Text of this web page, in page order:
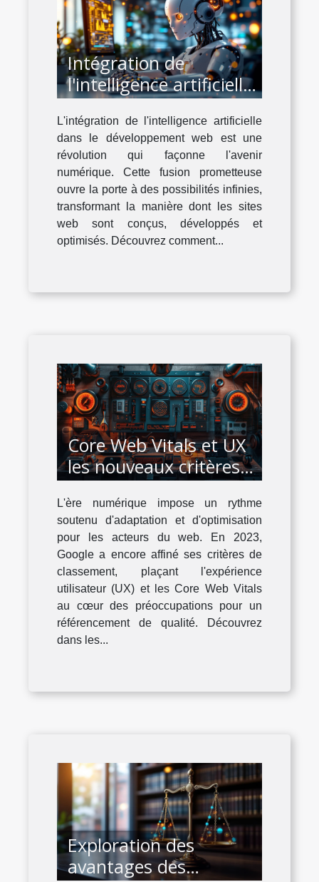
Intégration de
l'intelligence artificielle
dans le développement
web moderne
L'intégration de l'intelligence artificielle
dans le développement web est une
révolution qui façonne l'avenir
numérique. Cette fusion prometteuse
ouvre la porte à des possibilités infinies,
transformant la manière dont les sites
web sont conçus, développés et
optimisés. Découvrez comment...
Core Web Vitals et UX
les nouveaux critères
de Google pour un
classement optimal en
2023
L'ère numérique impose un rythme
soutenu d'adaptation et d'optimisation
pour les acteurs du web. En 2023,
Google a encore affiné ses critères de
classement, plaçant l'expérience
utilisateur (UX) et les Core Web Vitals
au cœur des préoccupations pour un
référencement de qualité. Découvrez
dans les...
Exploration des
avantages des